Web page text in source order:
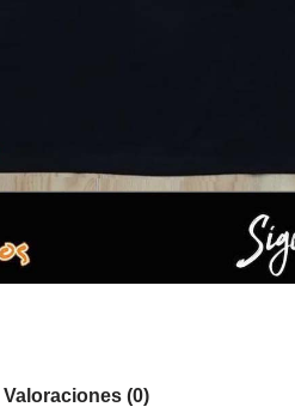
Valoraciones (0)